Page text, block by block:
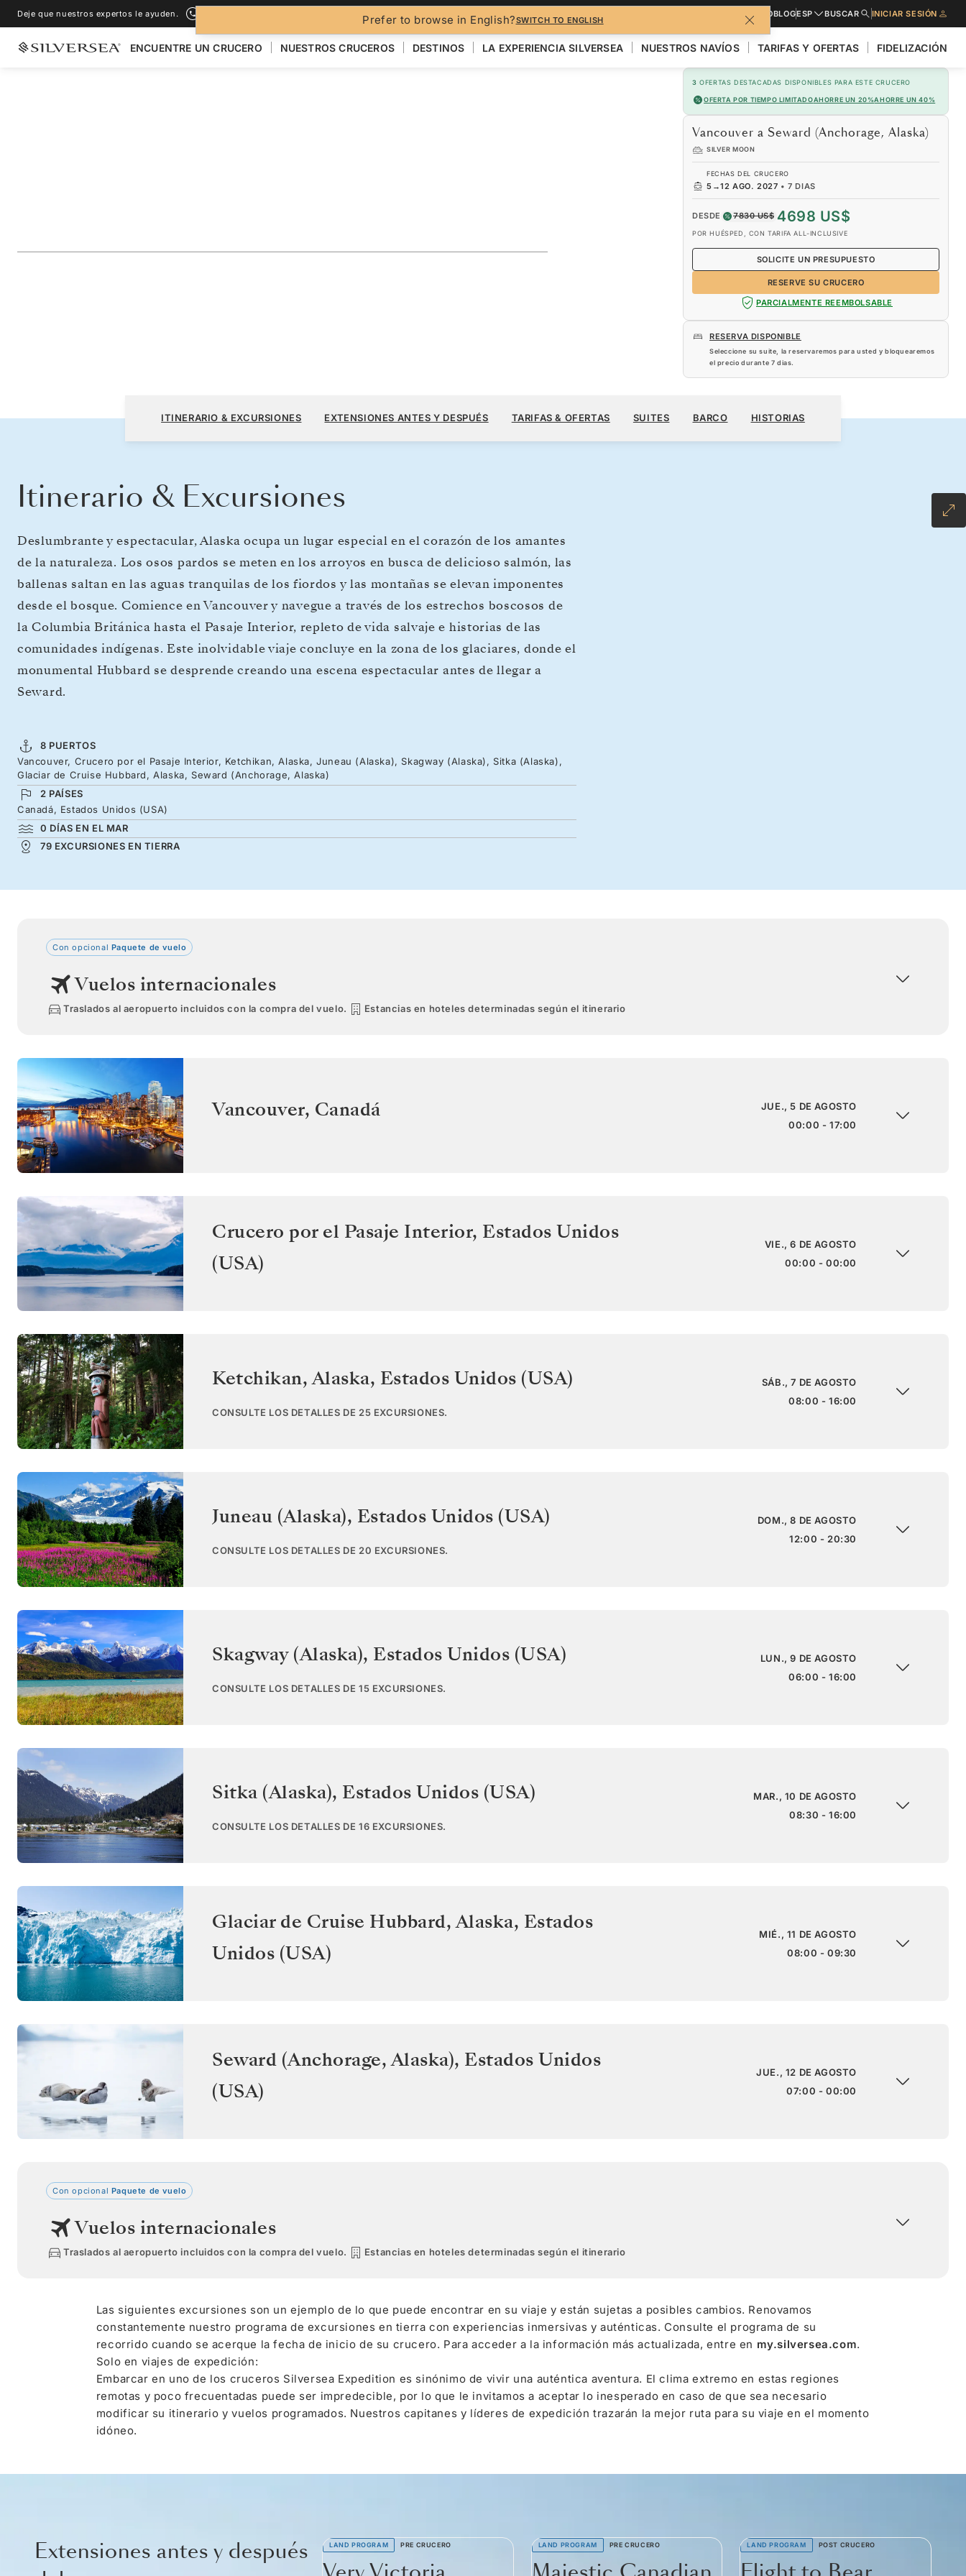
Prefer to browse in English?SWITCH TO ENGLISH
Deje que nuestros expertos le ayuden. SOLICITE PRESUPUESTOBLOGESP BUSCAR INICIAR SESIÓN
ENCUENTRE UN CRUCERO NUESTROS CRUCEROS DESTINOS LA EXPERIENCIA SILVERSEA NUESTROS NAVÍOS TARIFAS Y OFERTAS FIDELIZACIÓN
3 OFERTAS DESTACADAS DISPONIBLES PARA ESTE CRUCERO
OFERTA POR TIEMPO LIMITADOAHORRE UN 20%AHORRE UN 40%
Vancouver a Seward (Anchorage, Alaska)
SILVER MOON
FECHAS DEL CRUCERO
5 →12 AGO. 2027 •7 DIAS
DESDE 7830 US$ 4698 US$
POR HUÉSPED, CON TARIFA ALL-INCLUSIVE
RESERVE SU CRUCERO
SOLICITE UN PRESUPUESTO
PARCIALMENTE REEMBOLSABLE
RESERVA DISPONIBLE
Seleccione su suite, la reservaremos para usted y bloquearemos
el precio durante 7 dias.
Vancouver a Seward (Anchorage, Alaska)
7 DIAS
POR HUÉSPED, CON TARIFA ALL-INCLUSIVE
RESERVE SU CRUCERO
ITINERARIO & EXCURSIONES EXTENSIONES ANTES Y DESPUÉS TARIFAS & OFERTAS SUITES BARCO HISTORIAS
Itinerario & Excursiones
Deslumbrante y espectacular, Alaska ocupa un lugar especial en el corazón de los amantes
de la naturaleza. Los osos pardos se meten en los arroyos en busca de delicioso salmón, las
ballenas saltan en las aguas tranquilas de los fiordos y las montañas se elevan imponentes
desde el bosque. Comience en Vancouver y navegue a través de los estrechos boscosos de
la Columbia Británica hasta el Pasaje Interior, repleto de vida salvaje e historias de las
comunidades indígenas. Este inolvidable viaje concluye en la zona de los glaciares, donde el
monumental Hubbard se desprende creando una escena espectacular antes de llegar a
Seward.
8 PUERTOS
Vancouver, Crucero por el Pasaje Interior, Ketchikan, Alaska, Juneau (Alaska), Skagway (Alaska), Sitka (Alaska),
Glaciar de Cruise Hubbard, Alaska, Seward (Anchorage, Alaska)
2 PAÍSES
Canadá, Estados Unidos (USA)
0 DÍAS EN EL MAR
79 EXCURSIONES EN TIERRA
Con opcional Paquete de vuelo
Vuelos internacionales
Traslados al aeropuerto incluidos con la compra del vuelo. Estancias en hoteles determinadas según el itinerario
Vancouver, Canadá
JUE., 5 DE AGOSTO
00:00 - 17:00
Crucero por el Pasaje Interior, Estados Unidos
(USA)
VIE., 6 DE AGOSTO
00:00 - 00:00
Ketchikan, Alaska, Estados Unidos (USA)
CONSULTE LOS DETALLES DE 25 EXCURSIONES.
SÁB., 7 DE AGOSTO
08:00 - 16:00
Juneau (Alaska), Estados Unidos (USA)
CONSULTE LOS DETALLES DE 20 EXCURSIONES.
DOM., 8 DE AGOSTO
12:00 - 20:30
Skagway (Alaska), Estados Unidos (USA)
CONSULTE LOS DETALLES DE 15 EXCURSIONES.
LUN., 9 DE AGOSTO
06:00 - 16:00
Sitka (Alaska), Estados Unidos (USA)
CONSULTE LOS DETALLES DE 16 EXCURSIONES.
MAR., 10 DE AGOSTO
08:30 - 16:00
Glaciar de Cruise Hubbard, Alaska, Estados
Unidos (USA)
MIÉ., 11 DE AGOSTO
08:00 - 09:30
Seward (Anchorage, Alaska), Estados Unidos
(USA)
JUE., 12 DE AGOSTO
07:00 - 00:00
Con opcional Paquete de vuelo
Vuelos internacionales
Traslados al aeropuerto incluidos con la compra del vuelo. Estancias en hoteles determinadas según el itinerario
Las siguientes excursiones son un ejemplo de lo que puede encontrar en su viaje y están sujetas a posibles cambios. Renovamos
constantemente nuestro programa de excursiones en tierra con experiencias inmersivas y auténticas. Consulte el programa de su
recorrido cuando se acerque la fecha de inicio de su crucero. Para acceder a la información más actualizada, entre en my.silversea.com.
Solo en viajes de expedición:
Embarcar en uno de los cruceros Silversea Expedition es sinónimo de vivir una auténtica aventura. El clima extremo en estas regiones
remotas y poco frecuentadas puede ser impredecible, por lo que le invitamos a aceptar lo inesperado en caso de que sea necesario
modificar su itinerario y vuelos programados. Nuestros capitanes y líderes de expedición trazarán la mejor ruta para su viaje en el momento
idóneo.
Extensiones antes y después
LAND PROGRAM PRE CRUCERO LAND PROGRAM PRE CRUCERO LAND PROGRAM POST CRUCERO